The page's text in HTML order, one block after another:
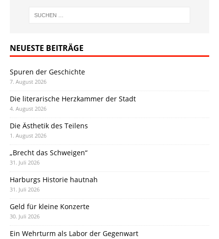
NEUESTE BEITRÄGE
Spuren der Geschichte
7. August 2026
Die literarische Herzkammer der Stadt
4. August 2026
Die Ästhetik des Teilens
1. August 2026
„Brecht das Schweigen“
31. Juli 2026
Harburgs Historie hautnah
31. Juli 2026
Geld für kleine Konzerte
30. Juli 2026
Ein Wehrturm als Labor der Gegenwart